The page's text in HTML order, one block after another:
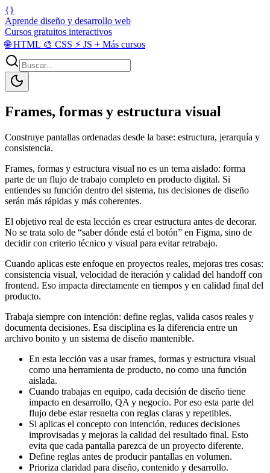
{}
Aprende diseño y desarrollo web
Cursos gratuitos interactivos
🌐HTML 🎨 CSS ⚡ JS + Más cursos
Frames, formas y estructura visual
Construye pantallas ordenadas desde la base: estructura, jerarquía y
consistencia.
Frames, formas y estructura visual no es un tema aislado: forma
parte de un flujo de trabajo completo en producto digital. Si
entiendes su función dentro del sistema, tus decisiones de diseño
serán más rápidas y más coherentes.
El objetivo real de esta lección es crear estructura antes de decorar.
No se trata solo de “saber dónde está el botón” en Figma, sino de
decidir con criterio técnico y visual para evitar retrabajo.
Cuando aplicas este enfoque en proyectos reales, mejoras tres cosas:
consistencia visual, velocidad de iteración y calidad del handoff con
frontend. Eso impacta directamente en tiempos y en calidad final del
producto.
Trabaja siempre con intención: define reglas, valida casos reales y
documenta decisiones. Esa disciplina es la diferencia entre un
archivo bonito y un sistema de diseño mantenible.
En esta lección vas a usar frames, formas y estructura visual
como una herramienta de producto, no como una función
aislada.
Cuando trabajas en equipo, cada decisión de diseño tiene
impacto en desarrollo, QA y negocio. Por eso esta parte del
flujo debe estar resuelta con reglas claras y repetibles.
Si aplicas el concepto con intención, reduces decisiones
improvisadas y mejoras la calidad del resultado final. Esto
evita que cada pantalla parezca de un proyecto diferente.
Define reglas antes de producir pantallas en volumen.
Prioriza claridad para diseño, contenido y desarrollo.